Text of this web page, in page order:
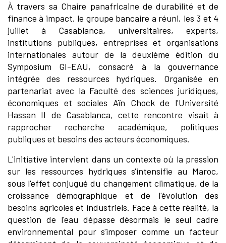
À travers sa Chaire panafricaine de durabilité et de
finance à impact, le groupe bancaire a réuni, les 3 et 4
juillet à Casablanca, universitaires, experts,
institutions publiques, entreprises et organisations
internationales autour de la deuxième édition du
Symposium GI-EAU, consacré à la gouvernance
intégrée des ressources hydriques. Organisée en
partenariat avec la Faculté des sciences juridiques,
économiques et sociales Aïn Chock de l'Université
Hassan II de Casablanca, cette rencontre visait à
rapprocher recherche académique, politiques
publiques et besoins des acteurs économiques.
L'initiative intervient dans un contexte où la pression
sur les ressources hydriques s'intensifie au Maroc,
sous l'effet conjugué du changement climatique, de la
croissance démographique et de l'évolution des
besoins agricoles et industriels. Face à cette réalité, la
question de l'eau dépasse désormais le seul cadre
environnemental pour s'imposer comme un facteur